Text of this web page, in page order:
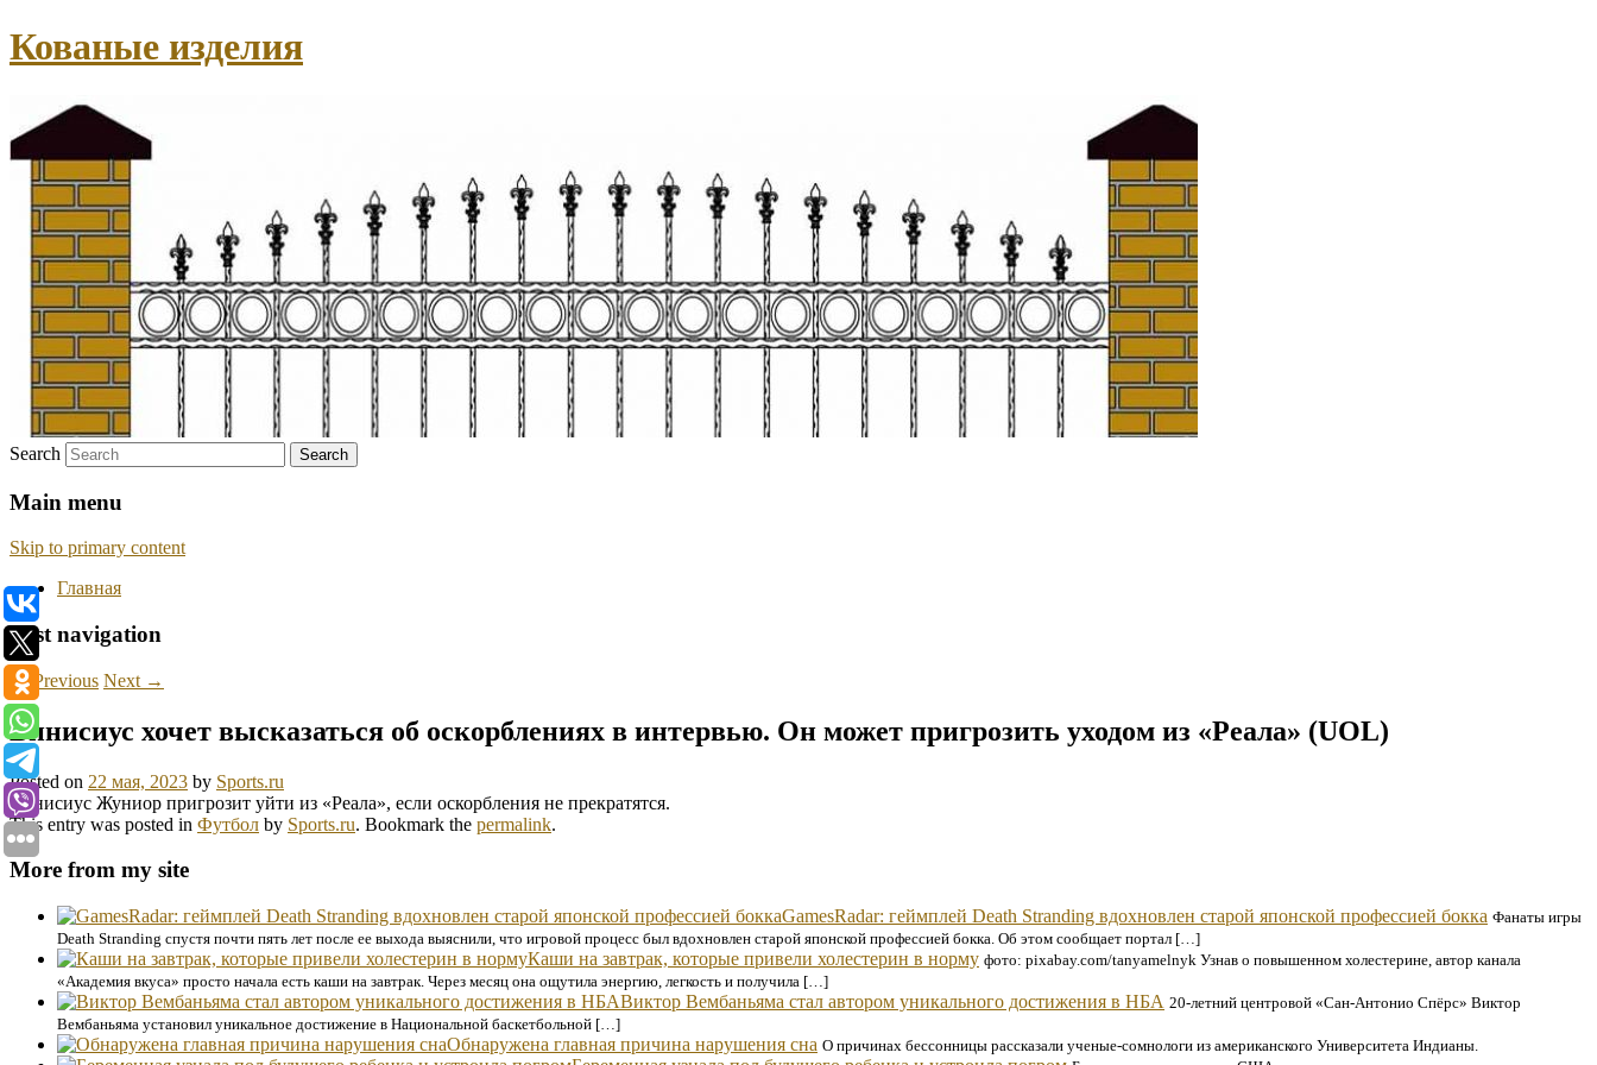
Кованые изделия
Search
Main menu
Skip to primary content
Главная
Post navigation
←Previous Next →
Винисиус хочет высказаться об оскорблениях в интервью. Он может пригрозить уходом из «Реала» (UOL)
Posted on 22 мая, 2023 by Sports.ru
Винисиус Жуниор пригрозит уйти из «Реала», если оскорбления не прекратятся.
This entry was posted in Футбол by Sports.ru. Bookmark the permalink.
More from my site
GamesRadar: геймплей Death Stranding вдохновлен старой японской профессией бокка Фанаты игры
Death Stranding спустя почти пять лет после ее выхода выяснили, что игровой процесс был вдохновлен старой японской профессией бокка. Об этом сообщает портал […]
Каши на завтрак, которые привели холестерин в норму фото: pixabay.com/tanyamelnyk Узнав​‍​‌‍​‍‌ о повышенном холестерине, автор канала
«Академия вкуса» просто начала есть каши на завтрак. Через месяц она ощутила энергию, легкость и получила […]
Виктор Вембаньяма стал автором уникального достижения в НБА 20-летний центровой «Сан-Антонио Спёрс» Виктор
Вембаньяма установил уникальное достижение в Национальной баскетбольной […]
Обнаружена главная причина нарушения сна О причинах бессонницы рассказали ученые-сомнологи из американского Университета Индианы.